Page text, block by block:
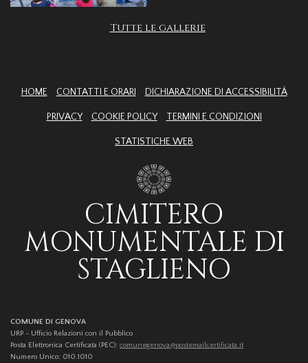
Tutte le gallerie
HOME CONTATTI E ORARI DICHIARAZIONE DI ACCESSIBILITÀ
PRIVACY COOKIE POLICY TERMINI E CONDIZIONI
STATISTICHE WEB
CIMITERO
MONUMENTALE DI
STAGLIENO
COMUNE DI GENOVA
URP - Ufficio Relazioni con il Pubblico
Posta Elettronica Certificata (PEC): comunegenova@postemailcertificata.it
Numero Unico: 010.1010